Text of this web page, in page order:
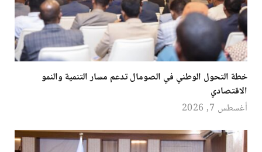
خطة التحول الوطني في الصومال تدعم مسار التنمية والنمو
الاقتصادي
أغسطس 7, 2026